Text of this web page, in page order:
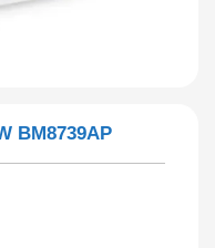
BM8739AP